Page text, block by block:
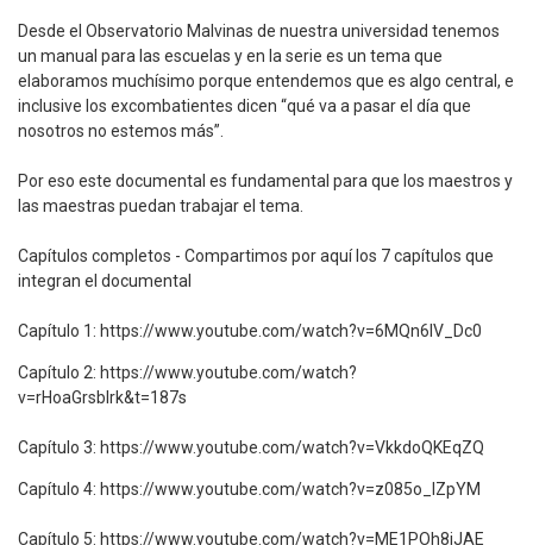
Desde el Observatorio Malvinas de nuestra universidad tenemos
un manual para las escuelas y en la serie es un tema que
elaboramos muchísimo porque entendemos que es algo central, e
inclusive los excombatientes dicen “qué va a pasar el día que
nosotros no estemos más”.
Por eso este documental es fundamental para que los maestros y
las maestras puedan trabajar el tema.
Capítulos completos - Compartimos por aquí los 7 capítulos que
integran el documental
Capítulo 1: https://www.youtube.com/watch?v=6MQn6lV_Dc0
Capítulo 2: https://www.youtube.com/watch?
v=rHoaGrsblrk&t=187s
Capítulo 3: https://www.youtube.com/watch?v=VkkdoQKEqZQ
Capítulo 4: https://www.youtube.com/watch?v=z085o_lZpYM
Capítulo 5: https://www.youtube.com/watch?v=ME1POh8iJAE